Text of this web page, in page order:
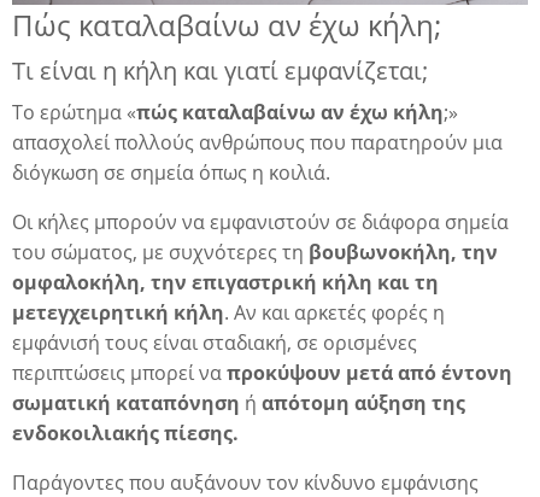
Πώς καταλαβαίνω αν έχω κήλη;
Τι είναι η κήλη και γιατί εμφανίζεται;
Το ερώτημα «πώς καταλαβαίνω αν έχω κήλη;»
απασχολεί πολλούς ανθρώπους που παρατηρούν μια
διόγκωση σε σημεία όπως η κοιλιά.
Οι κήλες μπορούν να εμφανιστούν σε διάφορα σημεία
του σώματος, με συχνότερες τη βουβωνοκήλη, την
ομφαλοκήλη, την επιγαστρική κήλη και τη
μετεγχειρητική κήλη. Αν και αρκετές φορές η
εμφάνισή τους είναι σταδιακή, σε ορισμένες
περιπτώσεις μπορεί ναπροκύψουν μετά από έντονη
σωματική καταπόνηση ή απότομη αύξηση της
ενδοκοιλιακής πίεσης.
Παράγοντες που αυξάνουν τον κίνδυνο εμφάνισης